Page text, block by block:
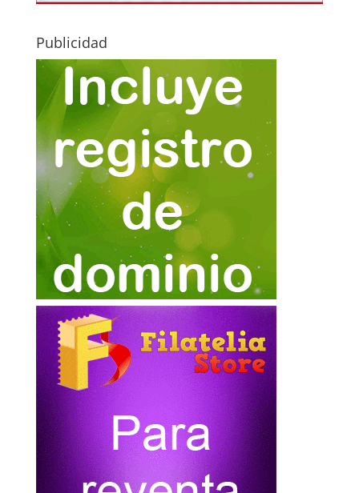
Publicidad